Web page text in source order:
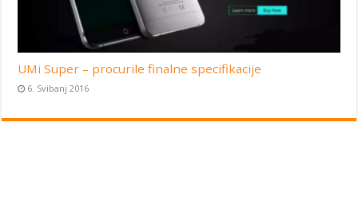
UMi Super – procurile finalne specifikacije
6. Svibanj 2016